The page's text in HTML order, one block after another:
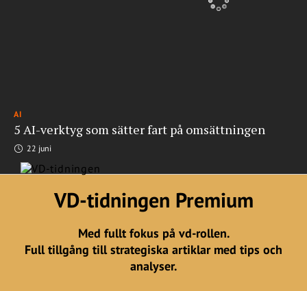
AI
5 AI-verktyg som sätter fart på omsättningen
22 juni
VD-tidningen Premium
Med fullt fokus på vd-rollen.
Full tillgång till strategiska artiklar med tips och
analyser.